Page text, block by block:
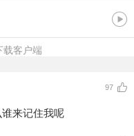
载客户端
97
来记住我呢